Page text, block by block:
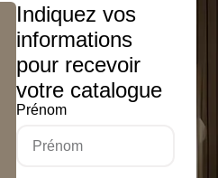
Indiquez vos
informations
pour recevoir
votre catalogue
Prénom